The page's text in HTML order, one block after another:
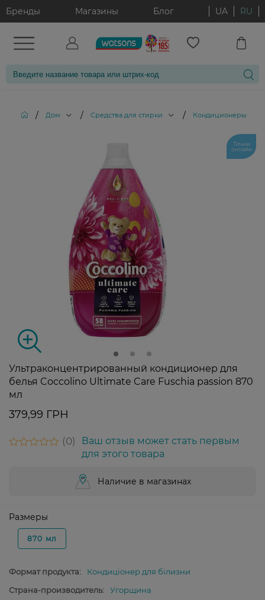
Бренды Магазины Блог UA RU
/ Дом / Средства для стирки / Кондиционеры и
Тільки
онлайн
Ультраконцентрированный кондиционер для
белья Coccolino Ultimate Care Fuschia passion 870
мл
379,99 ГРН
0
Ваш отзыв может стать первым
для этого товара
Наличие в магазинах
Размеры
870 мл
Формат продукта:
Кондиціонер для білизни
Страна-производитель:
Угорщина